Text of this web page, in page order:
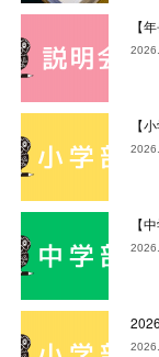
【
【
【